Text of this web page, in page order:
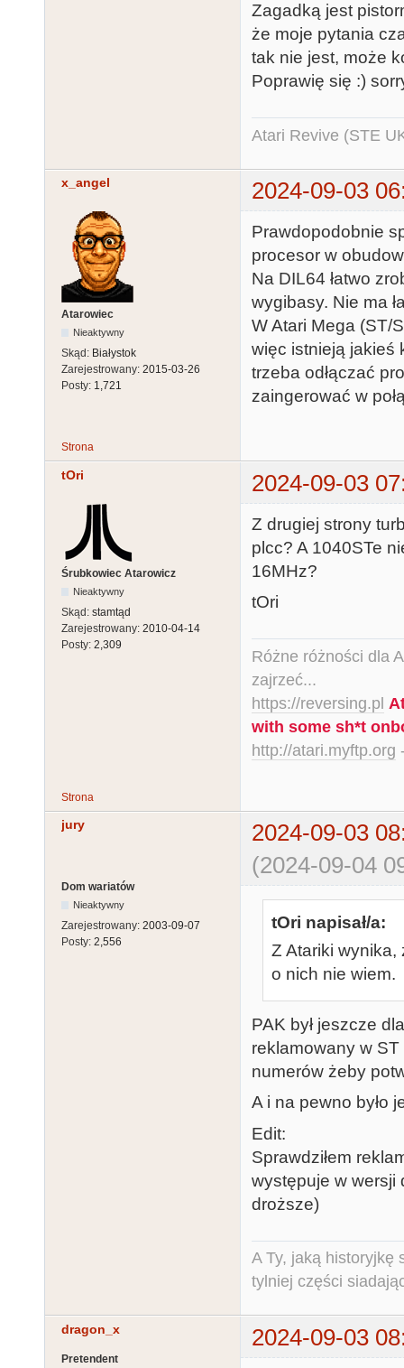
Zagadką jest
że moje pytania
tak nie jest, może
Poprawię się :)
Atari Revive (STE
x_angel 2024-09-03
Atarowiec
Nieaktywny
Skąd: Białystok
Zarejestrowany: 2015-03-26
Posty: 1,721
Prawdopodobnie
procesor w
Na DIL64 łatwo
wygibasy. Nie ma
W Atari Mega (ST/
więc istnieją jakieś
trzeba odłączać
zaingerować w
Strona
tOri 2024-09-03
Śrubkowiec Atarowicz
Nieaktywny
Skąd: stamtąd
Zarejestrowany: 2010-04-14
Posty: 2,309
Z drugiej strony
plcc? A 1040STe
16MHz?
tOri
Różne różności dla
zajrzeć...
https://reversing.pl
with some sh*t
http://atari.myftp.org
Strona
jury
2024-09-03
(2024-09-04
Dom wariatów
Nieaktywny
Zarejestrowany: 2003-09-07
Posty: 2,556
tOri napisał/a:
Z Atariki wynika,
o nich nie wiem.
PAK był jeszcze
reklamowany w
numerów żeby
A i na pewno było
Edit:
Sprawdziłem
występuje w wersji
droższe)
A Ty, jaką historyjkę
tylniej części
dragon_x 2024-09-03
Pretendent